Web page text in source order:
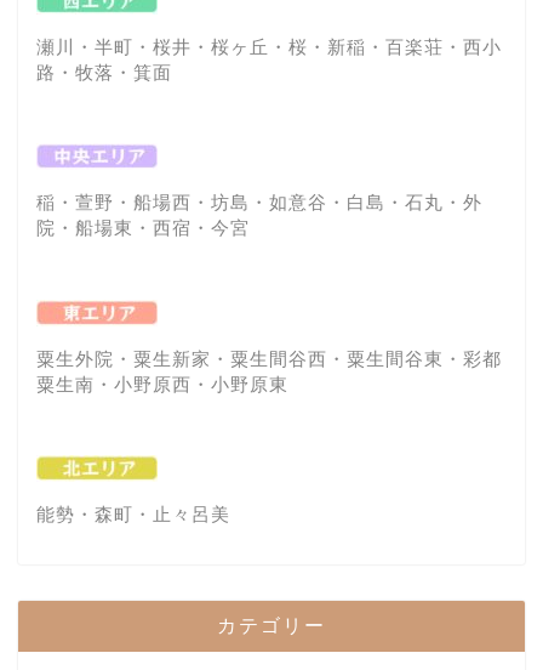
瀬川・半町・桜井・桜ヶ丘・桜・新稲・百楽荘・西小
路・牧落・箕面
稲・萱野・船場西・坊島・如意谷・白島・石丸・外
院・船場東・西宿・今宮
粟生外院・粟生新家・粟生間谷西・粟生間谷東・彩都
粟生南・小野原西・小野原東
能勢・森町・止々呂美
カテゴリー